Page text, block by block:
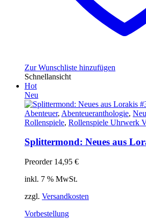
Zur Wunschliste hinzufügen
Schnellansicht
Hot
Neu
Abenteuer, Abenteueranthologie,
Rollenspiele, Rollenspiele Uhrwerk
Splittermond: Neues aus
Preorder 14,95 €
inkl. 7 % MwSt.
zzgl. Versandkosten
Vorbestellung